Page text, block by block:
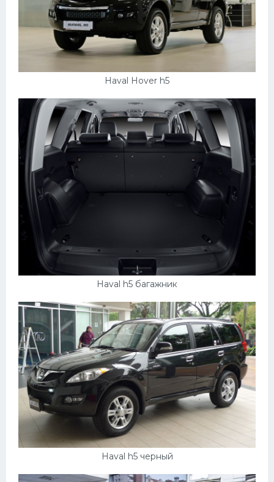
Haval Hover h5
Haval h5 багажник
Haval h5 черный